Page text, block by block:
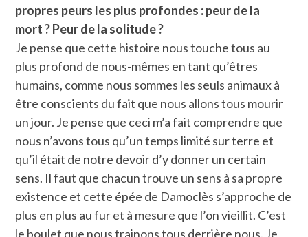
propres peurs les plus profondes : peur de la
mort ? Peur de la solitude ?
Je pense que cette histoire nous touche tous au
plus profond de nous-mêmes en tant qu’êtres
humains, comme nous sommes les seuls animaux à
être conscients du fait que nous allons tous mourir
un jour. Je pense que ceci m’a fait comprendre que
nous n’avons tous qu’un temps limité sur terre et
qu’il était de notre devoir d’y donner un certain
sens. Il faut que chacun trouve un sens à sa propre
existence et cette épée de Damoclès s’approche de
plus en plus au fur et à mesure que l’on vieillit. C’est
le boulet que nous trainons tous derrière nous. Je